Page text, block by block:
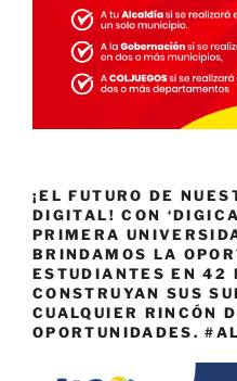
¡EL FUTURO DE
DIGITAL! CON
PRIMERA
BRINDAMOS LA
ESTUDIANTES EN 42
CONSTRUYAN SUS
CUALQUIER RINCÓN
OPORTUNIDADES.